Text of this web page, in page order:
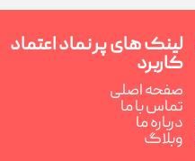
لینک های پر
کاربرد
صفحه اصلی
تماس با ما
درباره ما
وبلاگ
نماد اعتماد